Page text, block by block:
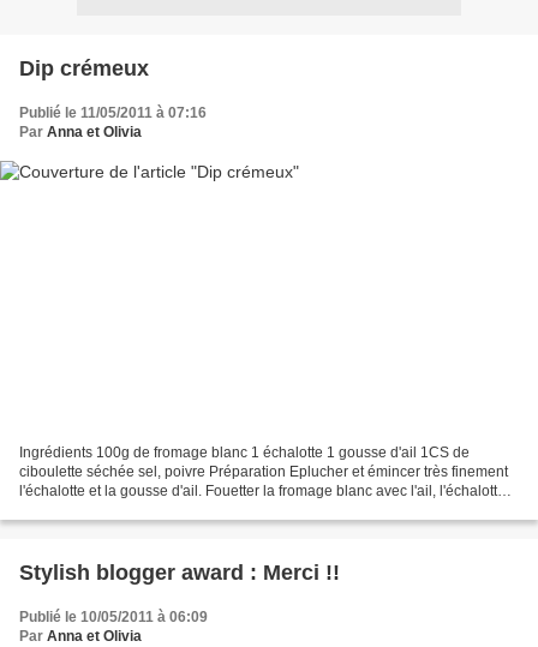
Dip crémeux
Publié le 11/05/2011 à 07:16
Par Anna et Olivia
Ingrédients 100g de fromage blanc 1 échalotte 1 gousse d'ail 1CS de
ciboulette séchée sel, poivre Préparation Eplucher et émincer très finement
l'échalotte et la gousse d'ail. Fouetter la fromage blanc avec l'ail, l'échalotte,
Stylish blogger award : Merci !!
Publié le 10/05/2011 à 06:09
Par Anna et Olivia